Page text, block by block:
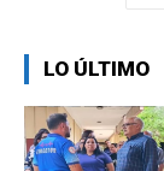
LO ÚLTIMO